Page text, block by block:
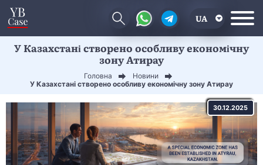
UA
EN
У Казахстані створено особливу економічну
зону Атирау
Головна
Новини
У Казахстані створено особливу економічну зону Атирау
30.12.2025